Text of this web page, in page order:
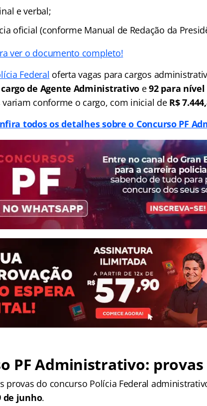
e verbal;
oficial (conforme Manual de Redação da
ver o documento completo!
Federal oferta vagas para cargos
de Agente Administrativoe92 para
variam conforme o cargo, com inicial de R$
todos os detalhes sobre o Concurso PF
PF Administrativo:
provas do concurso Polícia Federal
de junho.